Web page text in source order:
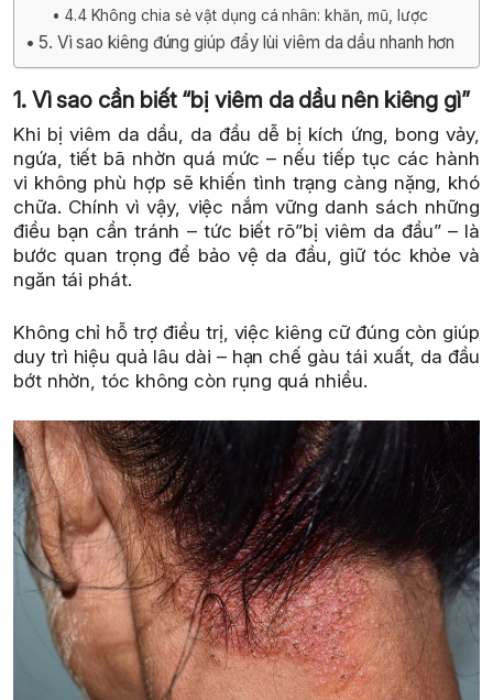
4.4 Không chia sẻ vật dụng cá nhân: khăn, mũ, lược
5. Vì sao kiêng đúng giúp đẩy lùi viêm da dầu nhanh hơn
1. Vì sao cần biết “bị viêm da dầu nên kiêng gì”
Khi bị viêm da dầu, da đầu dễ bị kích ứng, bong vảy,
ngứa, tiết bã nhờn quá mức – nếu tiếp tục các hành
vi không phù hợp sẽ khiến tình trạng càng nặng, khó
chữa. Chính vì vậy, việc nắm vững danh sách những
điều bạn cần tránh – tức biết rõ”bị viêm da đầu” – là
bước quan trọng để bảo vệ da đầu, giữ tóc khỏe và
ngăn tái phát.
Không chỉ hỗ trợ điều trị, việc kiêng cữ đúng còn giúp
duy trì hiệu quả lâu dài – hạn chế gàu tái xuất, da đầu
bớt nhờn, tóc không còn rụng quá nhiều.